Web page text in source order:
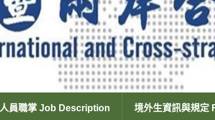
人員職掌 Job Description 境外生資訊與規定